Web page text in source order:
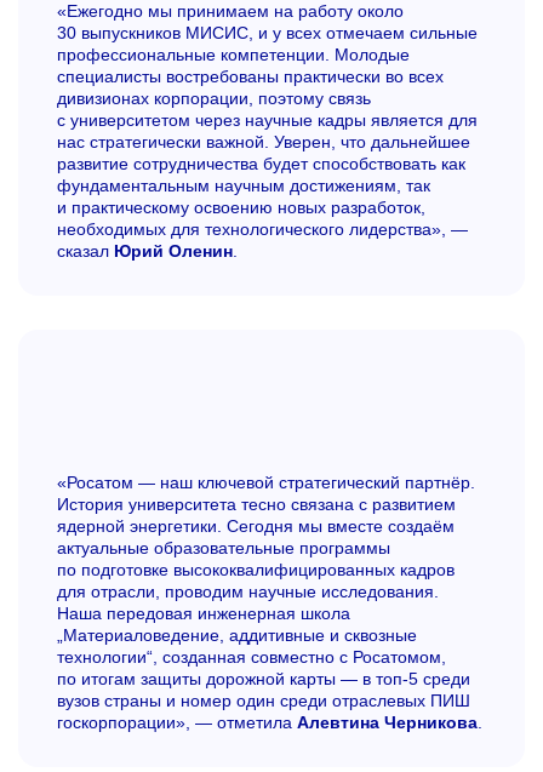
«Ежегодно мы принимаем на работу около
30 выпускников МИСИС, и у всех отмечаем сильные
профессиональные компетенции. Молодые
специалисты востребованы практически во всех
дивизионах корпорации, поэтому связь
с университетом через научные кадры является для
нас стратегически важной. Уверен, что дальнейшее
развитие сотрудничества будет способствовать как
фундаментальным научным достижениям, так
и практическому освоению новых разработок,
необходимых для технологического лидерства», —
сказал Юрий Оленин
«Росатом — наш ключевой стратегический партнёр.
История университета тесно связана с развитием
ядерной энергетики. Сегодня мы вместе создаём
актуальные образовательные программы
по подготовке высококвалифицированных кадров
для отрасли, проводим научные исследования.
Наша передовая инженерная школа
„Материаловедение, аддитивные и сквозные
технологии“, созданная совместно с Росатомом,
по итогам защиты дорожной карты — в топ-5 среди
вузов страны и номер один среди отраслевых ПИШ
госкорпорации», — отметила Алевтина Черникова